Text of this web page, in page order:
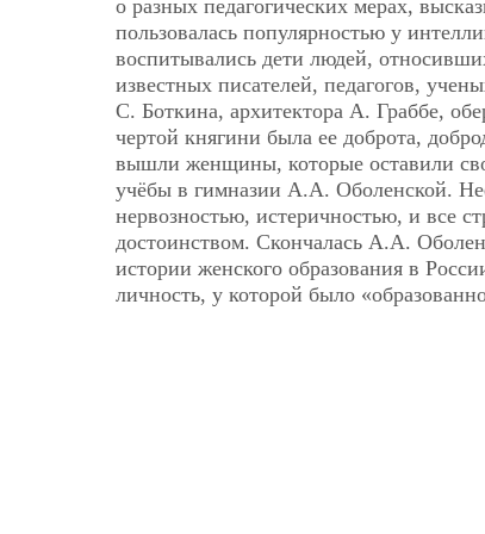
о разных педагогических мерах,
пользовалась популярностью у
воспитывались дети людей,
известных писателей, педагогов,
С. Боткина, архитектора А. Граббе,
чертой княгини была ее доброта,
вышли женщины, которые оставили
учёбы в гимназии А.А. Оболенской.
нервозностью, истеричностью, и все
достоинством. Скончалась А.А.
истории женского образования в
личность, у которой было